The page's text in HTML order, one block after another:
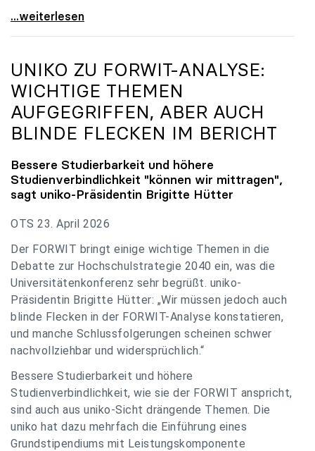
uniko zu Budgetverhandlungen: Universitäten sind
...weiterlesen
UNIKO ZU FORWIT-ANALYSE:
WICHTIGE THEMEN
AUFGEGRIFFEN, ABER AUCH
BLINDE FLECKEN IM BERICHT
Bessere Studierbarkeit und höhere
Studienverbindlichkeit "können wir mittragen",
sagt uniko-Präsidentin Brigitte Hütter
OTS 23. April 2026
Der FORWIT bringt einige wichtige Themen in die
Debatte zur Hochschulstrategie 2040 ein, was die
Universitätenkonferenz sehr begrüßt. uniko-
Präsidentin Brigitte Hütter: „Wir müssen jedoch auch
blinde Flecken in der FORWIT-Analyse konstatieren,
und manche Schlussfolgerungen scheinen schwer
nachvollziehbar und widersprüchlich.“
Bessere Studierbarkeit und höhere
Studienverbindlichkeit, wie sie der FORWIT anspricht,
sind auch aus uniko-Sicht drängende Themen. Die
uniko hat dazu mehrfach die Einführung eines
Grundstipendiums mit Leistungskomponente